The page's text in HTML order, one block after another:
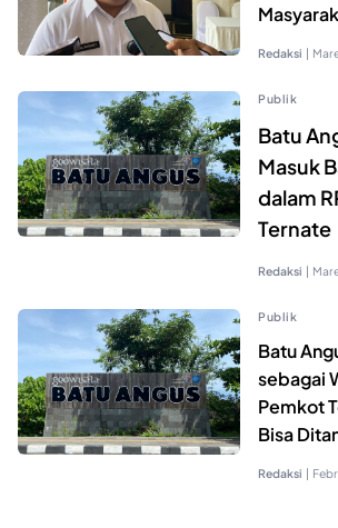
Redaksi |
Publik
Batu
Masuk
dalam
Ternate
Redaksi |
Publik
Batu
sebagai
Pemkot
Bisa
Redaksi |